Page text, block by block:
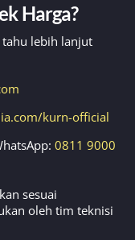
Harga?
tahu lebih lanjut
kurn-official
0811 9000
sesuai
oleh tim teknisi